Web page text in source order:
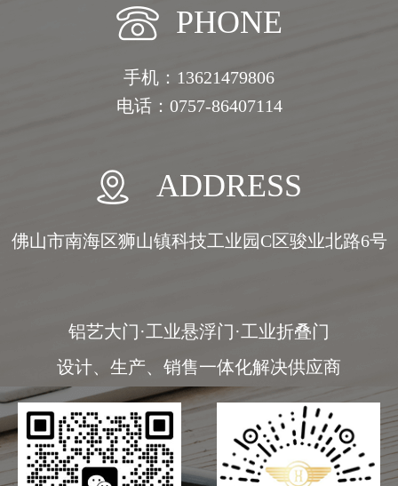
PHONE
手机：13621479806
电话：0757-86407114
ADDRESS
佛山市南海区狮山镇科技工业园C区骏业北路6号
铝艺大门·工业悬浮门·工业折叠门
设计、生产、销售一体化解决供应商